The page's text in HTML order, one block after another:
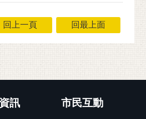
回上一頁 回最上面
訊 市民互動